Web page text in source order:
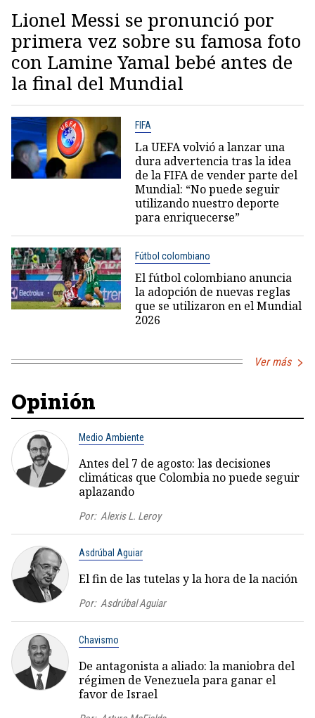
Lionel Messi se pronunció por
primera vez sobre su famosa foto
con Lamine Yamal bebé antes de
la final del Mundial
FIFA
La UEFA volvió a lanzar una
dura advertencia tras la idea
de la FIFA de vender parte del
Mundial: “No puede seguir
utilizando nuestro deporte
para enriquecerse”
Fútbol colombiano
El fútbol colombiano anuncia
la adopción de nuevas reglas
que se utilizaron en el Mundial
2026
Ver más
Opinión
Medio Ambiente
Antes del 7 de agosto: las decisiones
climáticas que Colombia no puede seguir
aplazando
Por: Alexis L. Leroy
Asdrúbal Aguiar
El fin de las tutelas y la hora de la nación
Por: Asdrúbal Aguiar
Chavismo
De antagonista a aliado: la maniobra del
régimen de Venezuela para ganar el
favor de Israel